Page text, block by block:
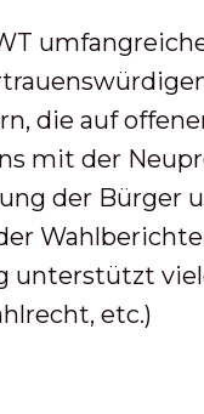
die auf
mit der
der Bürger
unterstützt
etc.)